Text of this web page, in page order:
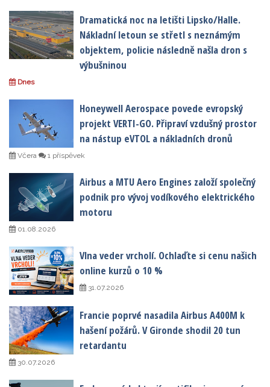
Dramatická noc na letišti Lipsko/Halle.
Nákladní letoun se střetl s neznámým
objektem, policie následně našla dron s
výbušninou
Dnes
Honeywell Aerospace povede evropský
projekt VERTI-GO. Připraví vzdušný prostor
na nástup eVTOL a nákladních dronů
Včera 1 příspěvek
Airbus a MTU Aero Engines založí společný
podnik pro vývoj vodíkového elektrického
motoru
01.08.2026
Vlna veder vrcholí. Ochlaďte si cenu našich
online kurzů o 10 %
31.07.2026
Francie poprvé nasadila Airbus A400M k
hašení požárů. V Gironde shodil 20 tun
retardantu
30.07.2026